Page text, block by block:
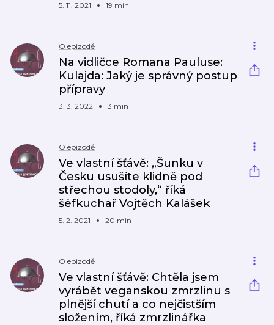
5. 11. 2021 19 min
O epizodě
Na vidličce Romana Pauluse:
Kulajda: Jaký je správný postup
přípravy
3. 3. 2022 3 min
O epizodě
Ve vlastní šťávě: „Šunku v
Česku usušíte klidně pod
střechou stodoly,“ říká
šéfkuchař Vojtěch Kalášek
5. 2. 2021 20 min
O epizodě
Ve vlastní šťávě: Chtěla jsem
vyrábět veganskou zmrzlinu s
plnější chutí a co nejčistším
složením, říká zmrzlinářka